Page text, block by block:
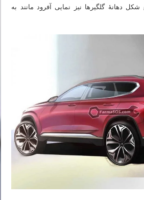
دهانهٔ گلگیرها نیز نمایی آفرود مانند به